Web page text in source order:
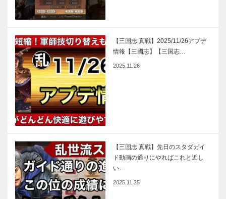
【三国志 真戦】2025/11/26アプデ
情報【三國志】【三国志…
2025.11.26
【三国志 真戦】先日のスタダガイ
ド動画の通りにやればこれと近し
い…
2025.11.25